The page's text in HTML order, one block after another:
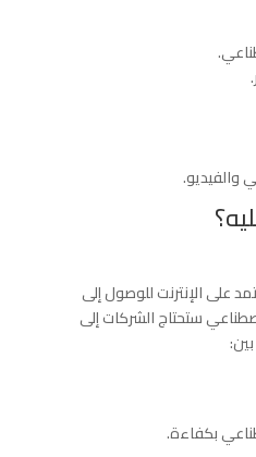
والفيديو.
على الإنترنت للوصول إلى
ستحتاج الشركات إلى
بكفاءة.